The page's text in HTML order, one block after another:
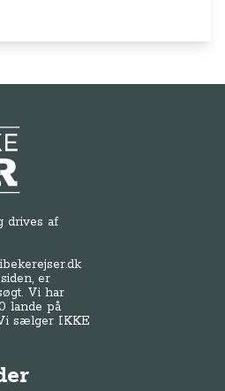
drives af
er
Vi har
lande på
sælger IKKE